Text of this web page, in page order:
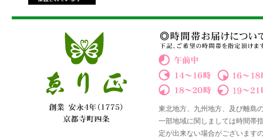
東北地方、九州地方、及び離島
一部地域に関しましては時間帯
定が出来ない場合がございます